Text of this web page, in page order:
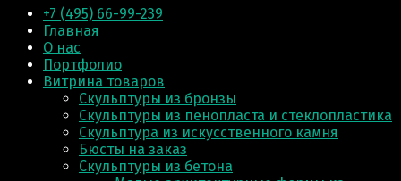
+7 (495) 66-99-239
Главная
О нас
Портфолио
Витрина товаров
Скульптуры из бронзы
Скульптуры из пенопласта и стеклопластика
Скульптура из искусственного камня
Бюсты на заказ
Скульптуры из бетона